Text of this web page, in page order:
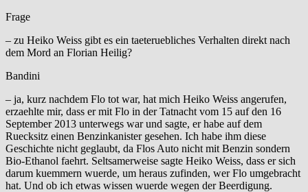
Frage
– zu Heiko Weiss gibt es ein taeteruebliches Verhalten direkt nach
dem Mord an Florian Heilig?
Bandini
– ja, kurz nachdem Flo tot war, hat mich Heiko Weiss angerufen,
erzaehlte mir, dass er mit Flo in der Tatnacht vom 15 auf den 16
September 2013 unterwegs war und sagte, er habe auf dem
Ruecksitz einen Benzinkanister gesehen. Ich habe ihm diese
Geschichte nicht geglaubt, da Flos Auto nicht mit Benzin sondern
Bio-Ethanol faehrt. Seltsamerweise sagte Heiko Weiss, dass er sich
darum kuemmern wuerde, um heraus zufinden, wer Flo umgebracht
hat. Und ob ich etwas wissen wuerde wegen der Beerdigung.